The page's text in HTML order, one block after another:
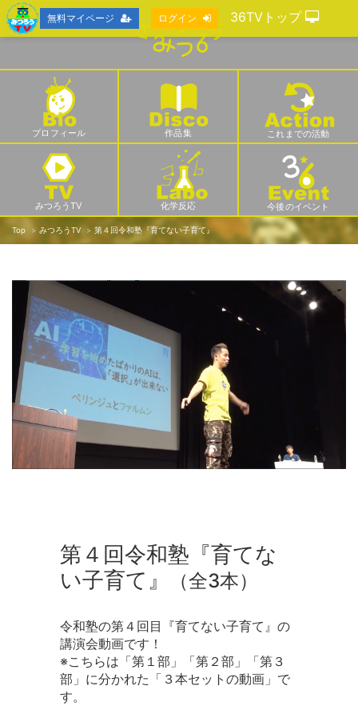
プロフィール 作品集 これまでの活動
みつろうTV 化学反応 今後のイベント
Top みつろうTV 第４回令和塾『育てない子育て』
第４回令和塾『育てな
い子育て』
（全3本）
令和塾の第４回目『育てない子育て』の
講演会動画です！
※こちらは「第１部」「第２部」「第３
部」に分かれた「３本セットの動画」で
す。
無料マイページ ログイン 36TVトップ